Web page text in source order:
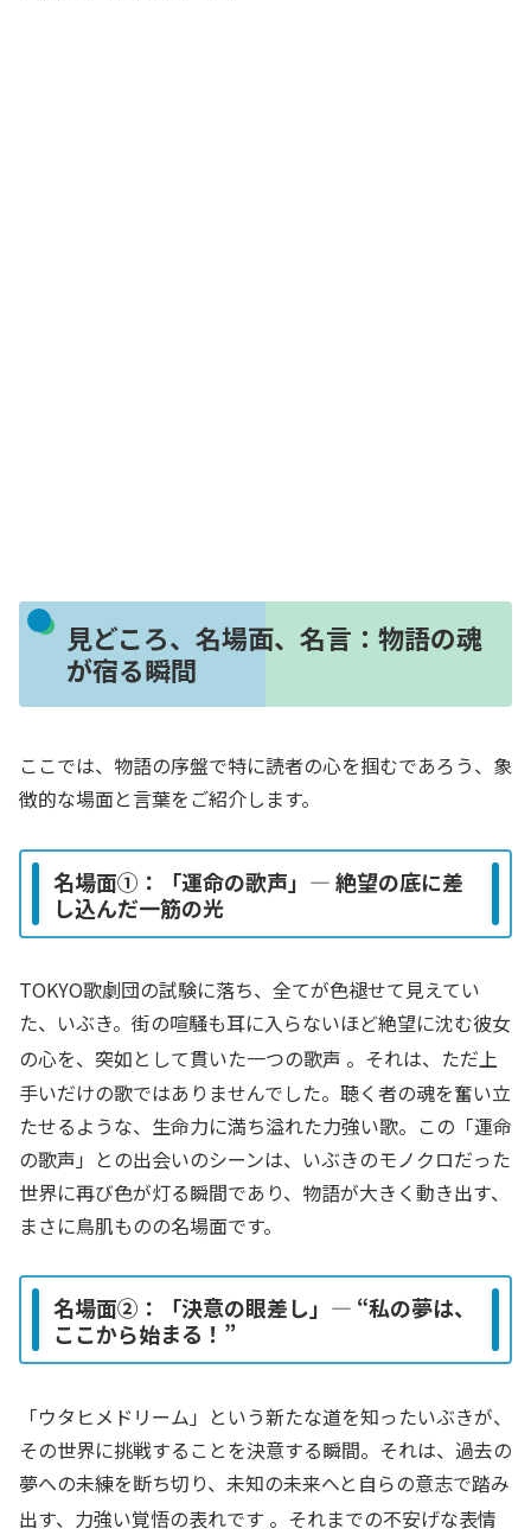
見どころ、名場面、名言：物語の魂
が宿る瞬間
ここでは、物語の序盤で特に読者の心を掴むであろう、象
徴的な場面と言葉をご紹介します。
名場面①：「運命の歌声」― 絶望の底に差
し込んだ一筋の光
TOKYO歌劇団の試験に落ち、全てが色褪せて見えてい
た、いぶき。街の喧騒も耳に入らないほど絶望に沈む彼女
の心を、突如として貫いた一つの歌声 。それは、ただ上
手いだけの歌ではありませんでした。聴く者の魂を奮い立
たせるような、生命力に満ち溢れた力強い歌。この「運命
の歌声」との出会いのシーンは、いぶきのモノクロだった
世界に再び色が灯る瞬間であり、物語が大きく動き出す、
まさに鳥肌ものの名場面です。
名場面②：「決意の眼差し」― “私の夢は、
ここから始まる！”
「ウタヒメドリーム」という新たな道を知ったいぶきが、
その世界に挑戦することを決意する瞬間。それは、過去の
夢への未練を断ち切り、未知の未来へと自らの意志で踏み
出す、力強い覚悟の表れです 。それまでの不安げな表情